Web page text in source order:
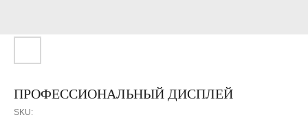
ПРОФЕССИОНАЛЬНЫЙ ДИСПЛЕЙ
SKU:
Вакансии
Сервисное
обслуживание
Минпромторга
РФ